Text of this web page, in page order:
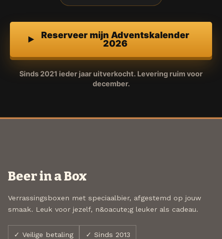
Reserveer mijn Adventskalender
2026
Sinds 2021 ieder jaar uitverkocht. Levering ruim voor
december.
Beer in a Box
Verrassingsboxen met speciaalbier, afgestemd op jouw
smaak. Leuk voor jezelf, n&oacute;g leuker als cadeau.
✓ Veilige betaling ✓ Sinds 2013